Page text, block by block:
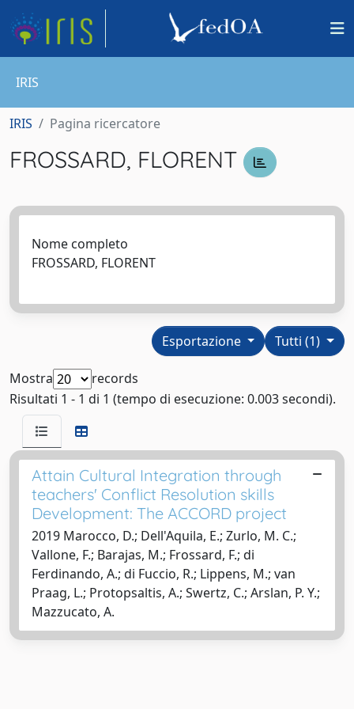
IRIS
IRIS Pagina ricercatore
FROSSARD, FLORENT
Nome completo
FROSSARD, FLORENT
Tutti (1)
Esportazione
Mostra
records
Risultati 1 - 1 di 1 (tempo di esecuzione: 0.003 secondi).
Attain Cultural Integration through
teachers' Conflict Resolution skills
Development: The ACCORD project
2019 Marocco, D.; Dell'Aquila, E.; Zurlo, M. C.;
Vallone, F.; Barajas, M.; Frossard, F.; di
Ferdinando, A.; di Fuccio, R.; Lippens, M.; van
Praag, L.; Protopsaltis, A.; Swertz, C.; Arslan, P. Y.;
Mazzucato, A.